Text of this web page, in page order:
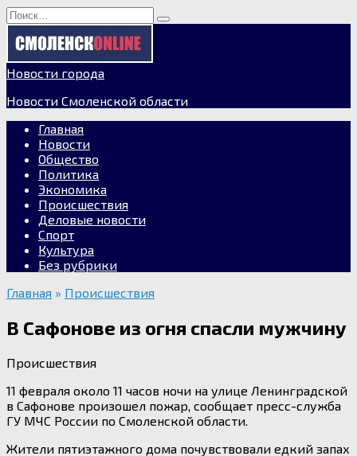
Перейти
к
содержанию
Search
for:
Новости города
Новости Смоленской области
Главная
Новости
Общество
Политика
Экономика
Происшествия
Деловые новости
Спорт
Культура
Без рубрики
Главная » Происшествия
В Сафонове из огня спасли мужчину
Происшествия
11 февраля около 11 часов ночи на улице Ленинградской
в Сафонове произошел пожар, сообщает пресс-служба
ГУ МЧС России по Смоленской области.
Жители пятиэтажного дома почувствовали едкий запах